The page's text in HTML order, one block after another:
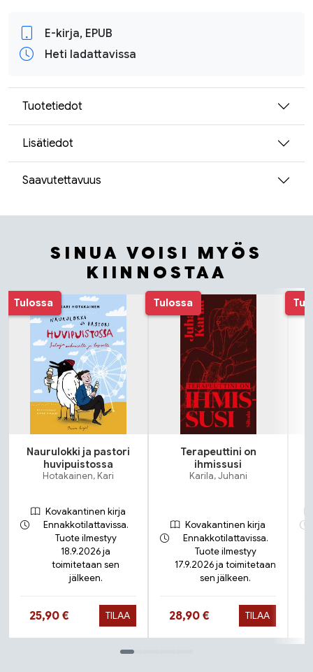
E-kirja, EPUB
Heti ladattavissa
Tuotetiedot
Lisätiedot
Saavutettavuus
SINUA VOISI MYÖS
KIINNOSTAA
Tuoteluettelon alku
Tulossa
Naurulokki ja pastori
huvipuistossa
Hotakainen, Kari
Kovakantinen kirja
Ennakkotilattavissa.
Tuote ilmestyy
18.9.2026 ja
toimitetaan sen
jälkeen.
Hinta nyt
25,90 € TILAA
Tulossa
Terapeuttini on
ihmissusi
Karila, Juhani
Kovakantinen kirja
Ennakkotilattavissa.
Tuote ilmestyy
17.9.2026 ja toimitetaan
sen jälkeen.
Hinta nyt
28,90 € TILAA